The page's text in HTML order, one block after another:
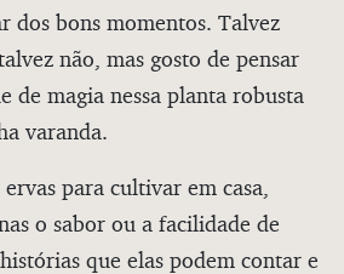
dos bons momentos. Talvez
não, mas gosto de pensar
de magia nessa planta robusta
varanda.
para cultivar em casa,
o sabor ou a facilidade de
que elas podem contar e